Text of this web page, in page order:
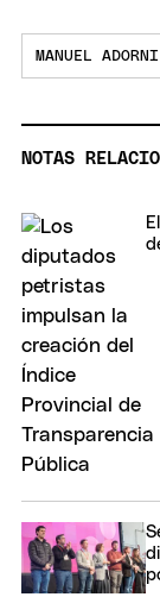
MANUEL ADORNI
NOTAS